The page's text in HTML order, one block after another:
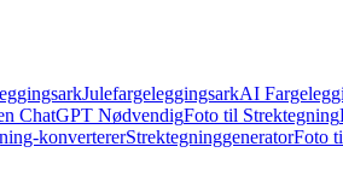
JulefargeleggingsarkAI
ChatGPT NødvendigFoto til Strektegning
konvertererStrektegninggeneratorFoto